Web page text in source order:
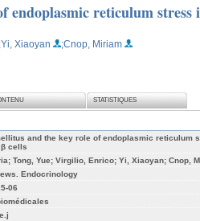
endoplasmic reticulum
;Yi, Xiaoyan
;Cnop, Miriam
STATISTIQUES
and the key role of endoplasmic reticulum
cells
Tong, Yue; Virgilio, Enrico; Yi, Xiaoyan; Cnop,
Endocrinology
06